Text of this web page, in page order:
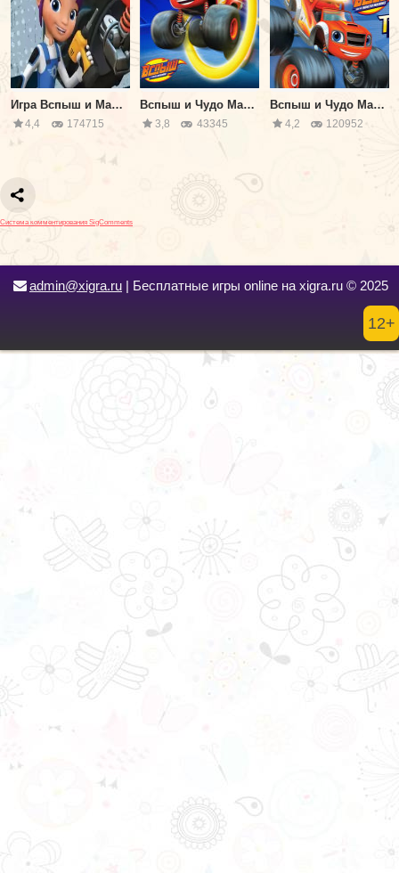
Игра Вспыш и Машинки: Чиним Вспыша
4,4 174715
Вспыш и Чудо Машинки: Трюк Головоломки
3,8 43345
Вспыш и Чудо Машинки: Эвакуатор
4,2 120952
Система комментирования SigComments
admin@xigra.ru | Бесплатные игры online на xigra.ru © 2025
12+